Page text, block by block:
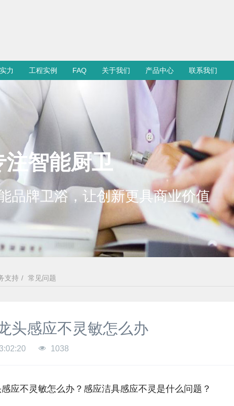
力 工程实例 FAQ 关于我们 产品中心 联系我们
注智能厨卫
品牌卫浴，让创新更具商业价值
支持 常见问题
头感应不灵敏怎么办
1038
应不灵敏怎么办？感应洁具感应不灵是什么问题？